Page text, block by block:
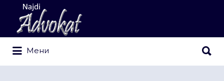
Search
for:
Мени
for: